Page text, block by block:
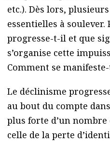
etc.). Dès lors,
essentielles à
progresse-t-il et que
s’organise cette
Comment se
Le déclinisme
au bout du compte
plus forte d’un nombre
celle de la perte